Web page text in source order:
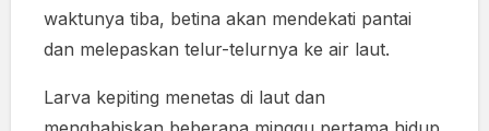
waktunya tiba, betina akan mendekati pantai
dan melepaskan telur-telurnya ke air laut.
Larva kepiting menetas di laut dan